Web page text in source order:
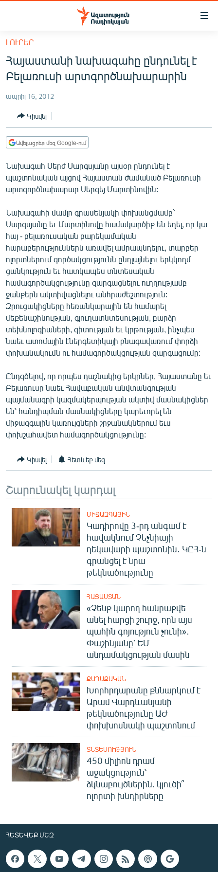
Մատչելիության
հիմնական
բովանդակությանը
Անցնել
հիմնական
մենյուին
ՀԱՅԱՍՏԱՆ
ՔԱՂԱՔԱԿԱՆ
ԸՆՏՐՈՒԹՅՈՒՆՆԵՐ 2026
ԻՐԱՎՈՒՆՔ
ՀԱՍԱՐԱԿՈՒԹՅՈՒՆ
ՂԱՐԱԲԱՂ
ՊԱՏԵՐԱԶՄԻ 6 ՇԱԲԱԹՆԵՐԸ
ՏԱՐԱԾԱՇՐՋԱՆ
ՄԻՋԱԶԳԱՅԻՆ
ՄՇԱԿՈՒՅԹ
ՍՊՈՐՏ
ՄԵԿՆԱԲԱՆՈՒԹՅՈՒՆ
ՏՏ ԵՒ ԻՆՏԵՐՆԵՏ
ԿՈՐՈՆԱՎԻՐՈՒՍ
ԱՐԽԻՎ
ՏԵՍԱՆՅՈՒԹԵՐ
ՁԳՏԵԼՈՎ ԼԱՎԱԳՈՒՅՆԻՆ
ՓՈԴՔԱՍԹ
Հայերեն
Русский
ՀԵՏԵՎԵՔ ՄԵԶ
«Ազատության» բոլոր կայքերը
ԼՈՒՐԵՐ
Հայաստանի նախագահը ընդունել է
Բելառուսի արտգործնախարարին
ապրիլ 16, 2012
Կիսվել
Ավելացրեք մեզ Google-ում
Նախագահ Սերժ Սարգսյանը այսօր ընդունել է
պաշտոնական այցով Հայաստան ժամանած Բելառուսի
արտգործնախարար Սերգեյ Մարտինովին:
Նախագահի մամլո գրասենյակի փոխանցմամբ`
Սարգսյանը եւ Մարտինովը համակարծիք են եղել, որ կա
հայ - բելառուսական բարեկամական
հարաբերություններն առավել ամրապնդելու, տարբեր
ոլորտներում գործակցությունն ընդլայնելու երկկողմ
ցանկություն եւ հատկապես տնտեսական
համագործակցությունը զարգացնելու ուղղությամբ
ջանքերն ակտիվացնելու անհրաժեշտություն:
Զրուցակիցները հեռանկարային են համարել
մեքենաշինության, գյուղատնտեսության, բարձր
տեխնոլոգիաների, գիտության եւ կրթության, ինչպես
նաեւ ատոմային էներգետիկայի բնագավառում փորձի
փոխանակումն ու համագործակցության զարգացումը:
Ընդգծելով, որ որպես դաշնակից երկրներ, Հայաստանը եւ
Բելառուսը նաեւ Հավաքական անվտանգության
պայմանագրի կազմակերպության ակտիվ մասնակիցներ
են՝ հանդիպման մասնակիցները կարեւորել են
միջազգային կառույցների շրջանակներում եւս
փոխշահավետ համագործակցությունը:
Կիսվել Հետևեք մեզ
Շարունակել կարդալ
ՄԻՋԱԶԳԱՅԻՆ
Կադիրովը 3-րդ անգամ է
հավակնում Չեչնիայի
ղեկավարի պաշտոնին․ ԿԸՀ-ն
գրանցել է նրա
թեկնածությունը
ՀԱՅԱՍՏԱՆ
«Չենք կարող հանրաքվե
անել հարցի շուրջ, որն այս
պահին գոյություն չունի»․
Փաշինյանը՝ ԵՄ
անդամակցության մասին
ՔԱՂԱՔԱԿԱՆ
Խորհրդարանը քննարկում է
Արամ Վարդևանյանի
թեկնածությունը ԱԺ
փոխխոսնակի պաշտոնում
ՏՆՏԵՍՈՒԹՅՈՒՆ
450 միլիոն դրամ
աջակցություն՝
ձկնաբույծներին. կլուծի՞
ոլորտի խնդիրները
ՀԵՏԵՎԵՔ ՄԵԶ